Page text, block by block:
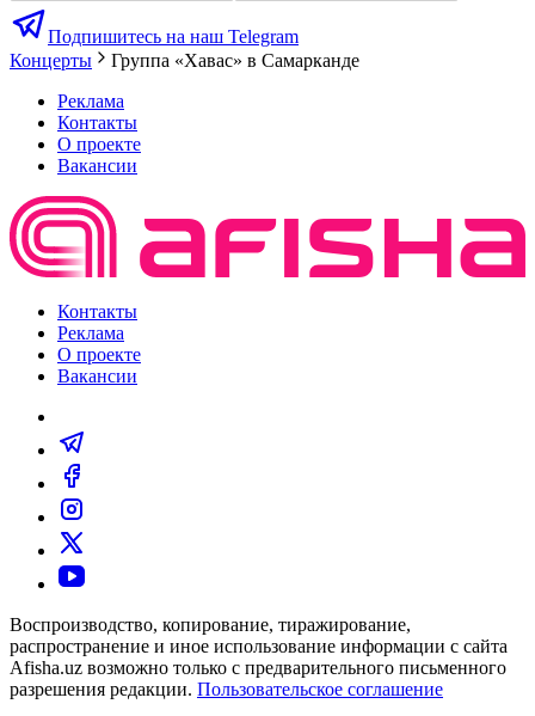
Подпишитесь на наш Telegram
Концерты
Группа «Хавас» в Самарканде
Реклама
Контакты
О проекте
Вакансии
Контакты
Реклама
О проекте
Вакансии
Воспроизводство, копирование, тиражирование,
распространение и иное использование информации с сайта
Afisha.uz возможно только с предварительного письменного
разрешения редакции. Пользовательское соглашение